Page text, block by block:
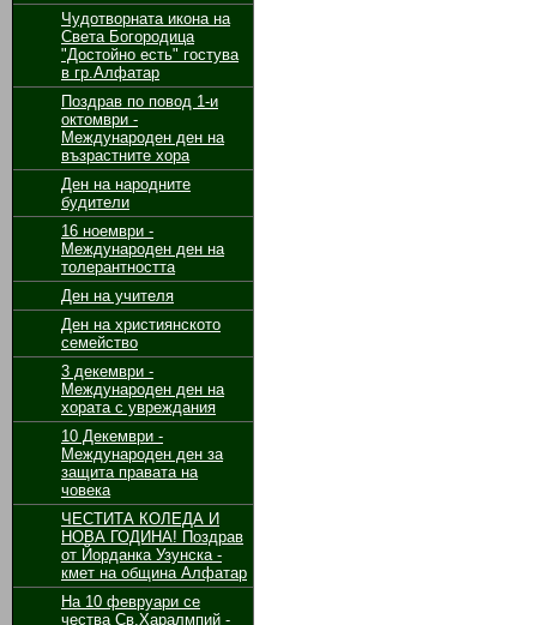
Чудотворната икона на
Света Богородица
"Достойно есть" гостува
в гр.Алфатар
Поздрав по повод 1-и
октомври -
Международен ден на
възрастните хора
Ден на народните
будители
16 ноември -
Международен ден на
толерантността
Ден на учителя
Ден на християнското
семейство
3 декември -
Международен ден на
хората с увреждания
10 Декември -
Международен ден за
защита правата на
човека
ЧЕСТИТА КОЛЕДА И
НОВА ГОДИНА! Поздрав
от Йорданка Узунска -
кмет на община Алфатар
На 10 февруари се
чества Св.Харалмпий -